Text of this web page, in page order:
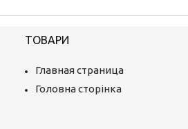
ТОВАРИ
Главная страница
Головна сторінка